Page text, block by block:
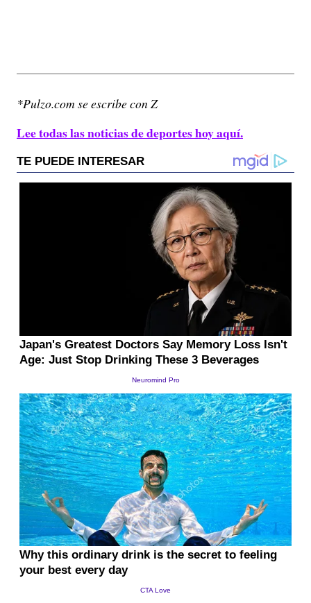
*Pulzo.com se escribe con Z
Lee todas las noticias de deportes hoy aquí.